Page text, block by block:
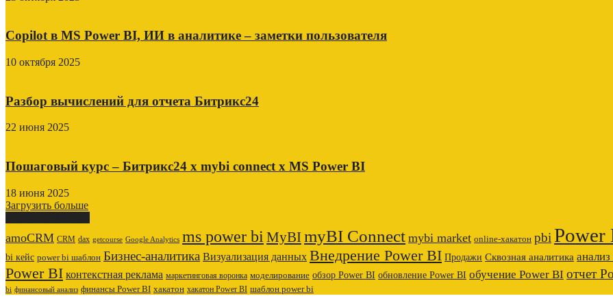
Copilot в MS Power BI, ИИ в аналитике – заметки пользователя
10 октября 2025
Разбор вычислений для отчета Битрикс24
22 июня 2025
Пошаговый курс – Битрикс24 х mybi connect х MS Power BI
18 июня 2025
Загрузить больше
amoCRM CRM dax getcourse Google Analytics ms power bi MyBImyBI Connect mybi market online-хакатон pbi Power
bi кейс power bi шаблон Бизнес-аналитика Визуализация данных Внедрение Power BI Продажи Сквозная аналитика
Power BI контекстная реклама маркетинговая воронка моделирование обзор Power BI обновление Power BI обучение Power BI отчет
bi финансовый анализ финансы Power BI хакатон хакатон Power BI шаблон power bi